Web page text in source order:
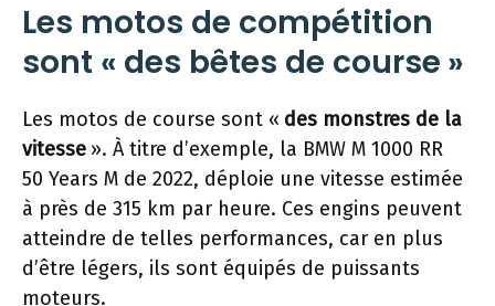
Les motos de compétition
sont « des bêtes de course »
Les motos de course sont « des monstres de la
vitesse ». À titre d’exemple, la BMW M 1000 RR
50 Years M de 2022, déploie une vitesse estimée
à près de 315 km par heure. Ces engins peuvent
atteindre de telles performances, car en plus
d’être légers, ils sont équipés de puissants
moteurs.